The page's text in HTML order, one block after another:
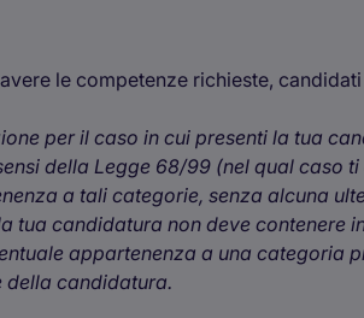
le competenze richieste,
per il caso in cui presenti la tua
della Legge 68/99 (nel qual caso
a tali categorie, senza alcuna
tua candidatura non deve contenere
appartenenza a una categoria
della candidatura.